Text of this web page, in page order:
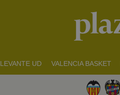
LEVANTE UD VALENCIA BASKET